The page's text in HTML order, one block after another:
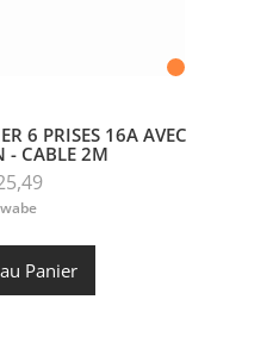
6 PRISES 16A AVEC
- CABLE 2M
Panier